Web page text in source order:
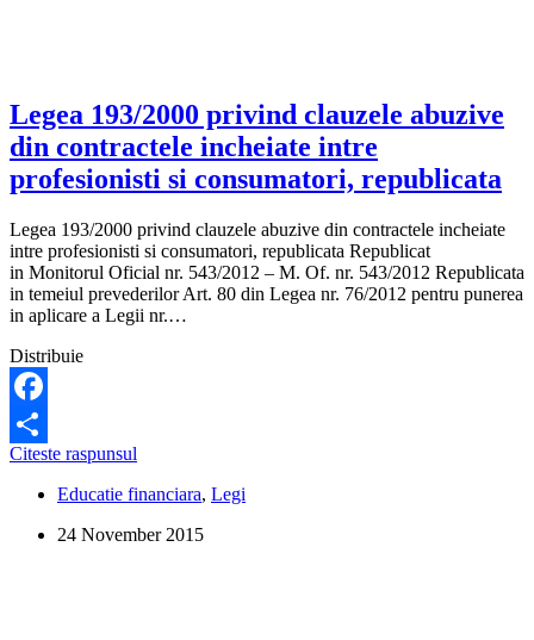
Legea 193/2000 privind clauzele abuzive
din contractele incheiate intre
profesionisti si consumatori, republicata
Legea 193/2000 privind clauzele abuzive din contractele incheiate
intre profesionisti si consumatori, republicata Republicat
in Monitorul Oficial nr. 543/2012 – M. Of. nr. 543/2012 Republicata
in temeiul prevederilor Art. 80 din Legea nr. 76/2012 pentru punerea
in aplicare a Legii nr.…
Distribuie
Facebook
Share
Citeste raspunsul
privind
abuzive
Educatie financiara, Legi
24 November 2015